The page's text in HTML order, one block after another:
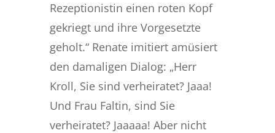
Rezeptionistin einen roten Kopf
gekriegt und ihre Vorgesetzte
geholt.“ Renate imitiert amüsiert
den damaligen Dialog: „Herr
Kroll, Sie sind verheiratet? Jaaa!
Und Frau Faltin, sind Sie
verheiratet? Jaaaaa! Aber nicht